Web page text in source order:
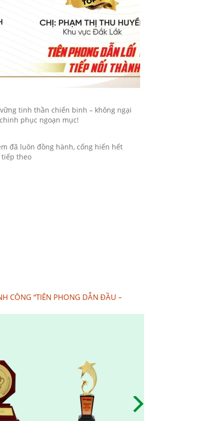
tinh thần chiến binh – không ngại
phục ngoạn mục!
đã luôn đồng hành, cống hiến hết
theo
CÔNG “TIÊN PHONG DẪN ĐẦU –